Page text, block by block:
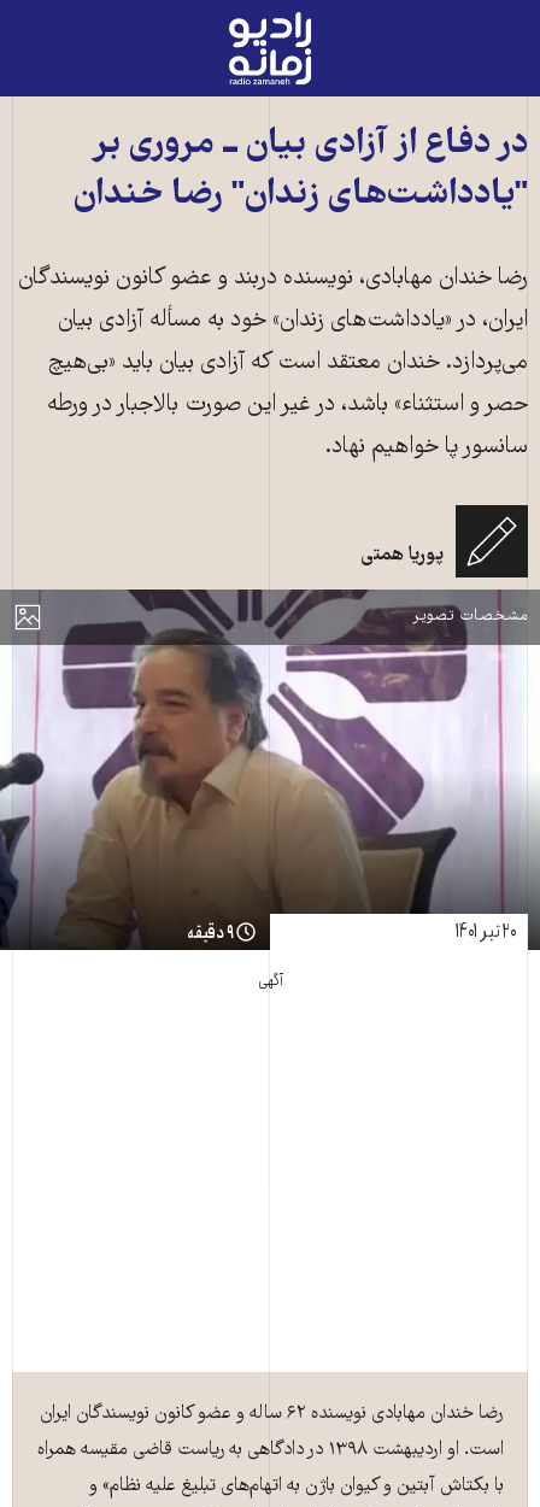
رادیو
زمانه
صفحه
اصلی
در دفاع از آزادی بیان ــ مروری بر
"یادداشت‌های زندان" رضا خندان
رضا خندان مهابادی، نویسنده دربند و عضو کانون نویسندگان
ایران،‌ در «یادداشت‌های زندان» خود به مسأله آزادی بیان
می‌پردازد. خندان معتقد است که آزادی بیان باید «بی‌هیچ
حصر و استثناء» باشد، در غیر این صورت بالاجبار در ورطه
سانسور پا خواهیم نهاد.
پوریا همتی
نمایش
مشخصات تصویر
رضا خندان مهابادی، نویسنده و عضو کانون نویسندگان ایران (عکس: اخبار روز)
۲۰ تیر ۱۴۰۱ ۹ دقیقه
آگهی
رضا خندان مهابادی نویسنده ۶۲ ساله و عضو کانون نویسندگان ایران
است. او اردیبهشت ۱۳۹۸ در دادگاهی به ریاست قاضی مقیسه همراه
با بکتاش آبتین و کیوان باژن به اتهام‌های تبلیغ علیه نظام» و